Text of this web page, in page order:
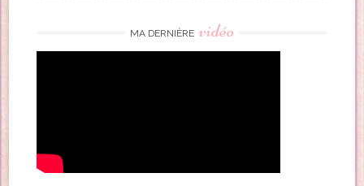
MA DERNIÈRE vidéo